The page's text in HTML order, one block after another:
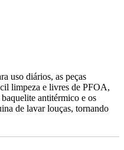
uso diários, as peças
limpeza e livres de PFOA,
antitérmico e os
de lavar louças, tornando